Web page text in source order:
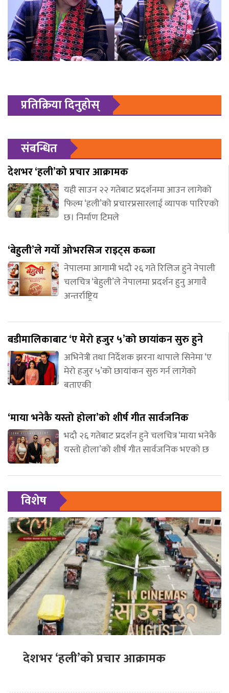
प्रतिक्रिया दिनुहोस्
संबन्धित
देशभर ‘हली’को प्रचार आक्रामक
यही साउन २२ गतेबाट प्रदर्शनमा आउन लागेको
फिल्म ‘हली’को प्रचारप्रसारलाई व्यापक पारिएको
छ। निर्माण टिमले
‘बेहुली’ले गर्यो ओभरसिज राइट्स कब्जा
नेपालमा आगामी भदौ २६ गते रिलिज हुने नेपाली
चलचित्र ‘बेहुली’ले नेपालमा प्रदर्शन हुनु अगावै
अन्तर्राष्ट्रिय
बडीमालिकाबाट ‘ए मेरो हजुर ५’को छायांकन सुरु हुने
अभिनेत्री तथा निर्देशक झरना थापाले सिनेमा ‘ए
मेरो हजुर ५’को छायांकन सुरु गर्न लागेको
बताएकी
‘माया भनेकै यस्तो होला’को शीर्ष गीत सार्वजनिक
भदौ २६ गतेबाट प्रदर्शन हुने चलचित्र ‘माया भनेकै
यस्तो होला’को शीर्ष गीत सार्वजनिक भएको छ
विशेष
देशभर ‘हली’को प्रचार आक्रामक